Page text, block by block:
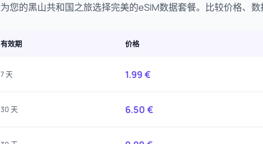
为您的黑山共和国之旅选择完美的eSIM数据套餐。比较价格、数
有效期 价格
7 天 1.99 €
30 天 6.50 €